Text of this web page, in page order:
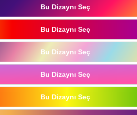
Bu Dizaynı Seç
Bu Dizaynı Seç
Bu Dizaynı Seç
Bu Dizaynı Seç
Bu Dizaynı Seç